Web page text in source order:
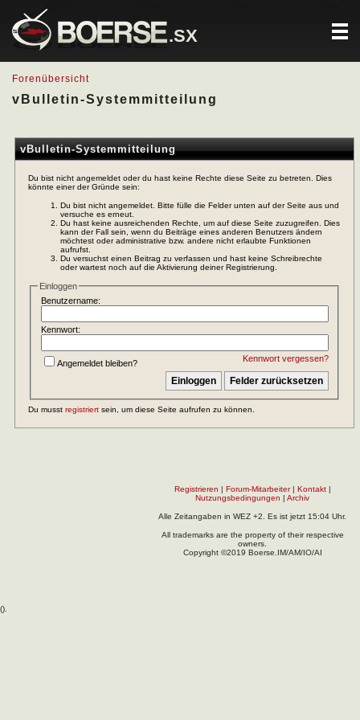
.SX
Forenübersicht
vBulletin-Systemmitteilung
vBulletin-Systemmitteilung
Du bist nicht angemeldet oder du hast keine Rechte diese Seite zu betreten. Dies
könnte einer der Gründe sein:
Du bist nicht angemeldet. Bitte fülle die Felder unten auf der Seite aus und
versuche es erneut.
Du hast keine ausreichenden Rechte, um auf diese Seite zuzugreifen. Dies
kann der Fall sein, wenn du Beiträge eines anderen Benutzers ändern
möchtest oder administrative bzw. andere nicht erlaubte Funktionen
aufrufst.
Du versuchst einen Beitrag zu verfassen und hast keine Schreibrechte
oder wartest noch auf die Aktivierung deiner Registrierung.
Einloggen
Benutzername:
Kennwort:
Kennwort vergessen?
Angemeldet bleiben?
Du musst registriert sein, um diese Seite aufrufen zu können.
Registrieren | Forum-Mitarbeiter| Kontakt|
Nutzungsbedingungen | Archiv
Alle Zeitangaben in WEZ +2. Es ist jetzt 15:04 Uhr.
All trademarks are the property of their respective
owners.
Copyright ©2019 Boerse.IM/AM/IO/AI
().